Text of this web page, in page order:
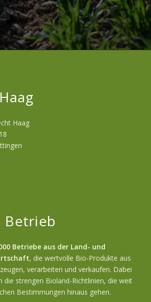
Haag
Betrieb
Betriebe aus der Land- und
, die wertvolle Bio-Produkte aus
verarbeiten und verkaufen. Dabei
die strengen Bioland-Richtlinien, die weit
Bestimmungen hinaus gehen.